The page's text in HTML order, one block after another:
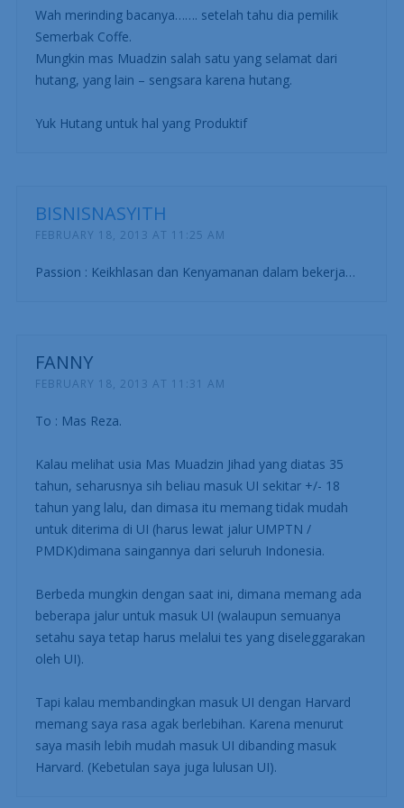
Wah merinding bacanya……. setelah tahu dia pemilik
Semerbak Coffe.
Mungkin mas Muadzin salah satu yang selamat dari
hutang, yang lain – sengsara karena hutang.
Yuk Hutang untuk hal yang Produktif
BISNISNASYITH
FEBRUARY 18, 2013 AT 11:25 AM
Passion : Keikhlasan dan Kenyamanan dalam bekerja…
FANNY
FEBRUARY 18, 2013 AT 11:31 AM
To : Mas Reza.
Kalau melihat usia Mas Muadzin Jihad yang diatas 35
tahun, seharusnya sih beliau masuk UI sekitar +/- 18
tahun yang lalu, dan dimasa itu memang tidak mudah
untuk diterima di UI (harus lewat jalur UMPTN /
PMDK)dimana saingannya dari seluruh Indonesia.
Berbeda mungkin dengan saat ini, dimana memang ada
beberapa jalur untuk masuk UI (walaupun semuanya
setahu saya tetap harus melalui tes yang diseleggarakan
oleh UI).
Tapi kalau membandingkan masuk UI dengan Harvard
memang saya rasa agak berlebihan. Karena menurut
saya masih lebih mudah masuk UI dibanding masuk
Harvard. (Kebetulan saya juga lulusan UI).